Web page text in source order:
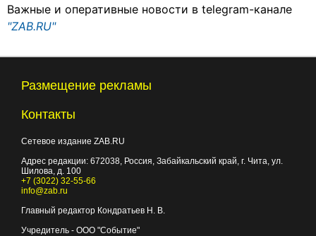
Важные и оперативные новости в telegram-канале
"ZAB.RU"
Размещение рекламы
Контакты
Сетевое издание ZAB.RU
Адрес редакции: 672038, Россия, Забайкальский край, г. Чита, ул.
Шилова, д. 100
+7 (3022) 32-55-66
info@zab.ru
Главный редактор Кондратьев Н. В.
Учредитель - ООО "Событие"